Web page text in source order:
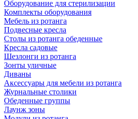
Оборудование для стерилизации
Комплекты оборудования
Мебель из ротанга
Подвесные кресла
Столы из ротанга обеденные
Кресла садовые
Шезлонги из ротанга
Зонты уличные
Диваны
Аксессуары для мебели из ротанга
Журнальные столики
Обеденные группы
Лаунж зоны